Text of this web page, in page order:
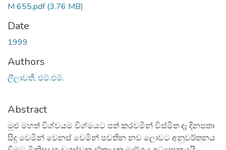
M 655.pdf(3.76 MB)
Date
1999
Authors
ලීලාවතී, එම්.එම්.
Abstract
මුළු මහත් විශ්වයම විශ්මයට පත් කරවමින් විස්මිත දෑ දිනපතා
සිදු වෙමින් වෙනස් වෙමින් පවතින නව ලොවට අනුවර්තනය